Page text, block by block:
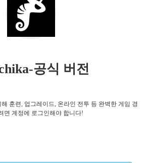
공식 버전
훈련, 업그레이드, 온라인 전투 등 완벽한 게임 경
면 계정에 로그인해야 합니다!